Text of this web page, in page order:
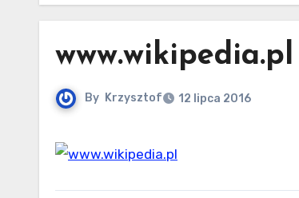
www.wikipedia.pl
By Krzysztof 12 lipca 2016